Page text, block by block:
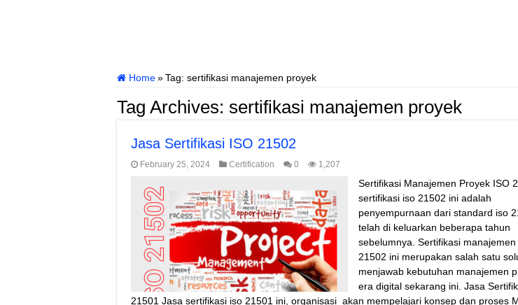
Home»Tag: sertifikasi manajemen proyek
Tag Archives: sertifikasi manajemen proyek
Jasa Sertifikasi ISO 21502
February 25, 2024 Certification 0 1,207
Sertifikasi Manajemen Proyek ISO
sertifikasi iso 21502 ini adalah
penyempurnaan dari standard iso
telah di keluarkan beberapa tahun
sebelumnya. Sertifikasi
21502 ini merupakan salah satu
menjawab kebutuhan manajemen
era digital sekarang ini. Jasa
21501 Jasa sertifikasi iso 21501 ini, organisasi akan mempelajari konsep dan proses